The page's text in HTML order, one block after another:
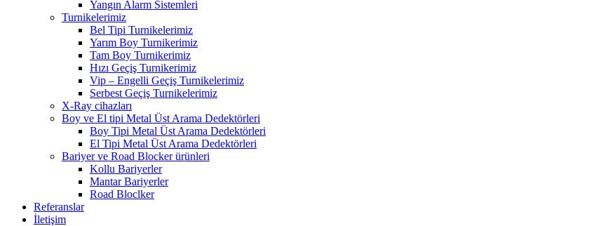
Yangın Alarm Sistemleri
Turnikelerimiz
Bel Tipi Turnikelerimiz
Yarım Boy Turnikerimiz
Tam Boy Turnikerimiz
Hızı Geçiş Turnikerimiz
Vip – Engelli Geçiş Turnikelerimiz
Serbest Geçiş Turnikelerimiz
X-Ray cihazları
Boy ve El tipi Metal Üst Arama Dedektörleri
Boy Tipi Metal Üst Arama Dedektörleri
El Tipi Metal Üst Arama Dedektörleri
Bariyer ve Road Blocker ürünleri
Kollu Bariyerler
Mantar Bariyerler
Road Bloclker
Referanslar
İletişim